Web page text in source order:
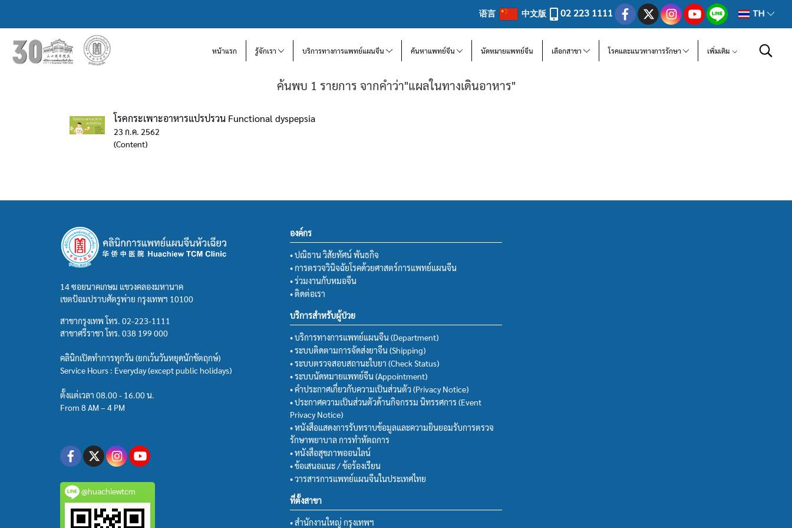
语言 中文版 02 223 1111 TH
หน้าแรก รู้จักเรา บริการทางการแพทย์แผนจีน ค้นหาแพทย์จีน นัดหมายแพทย์จีน เลือกสาขา โรคและแนวทางการรักษา เพิ่มเติม
ค้นพบ 1 รายการ จากคำว่า"แผลในทางเดินอาหาร"
โรคกระเพาะอาหารแปรปรวน Functional dyspepsia
23 ก.ค. 2562
(Content)
14 ซอยนาคเกษม แขวงคลองมหานาค
เขตป้อมปราบศัตรูพ่าย กรุงเทพฯ 10100
สาขากรุงเทพ โทร. 02-223-1111
สาขาศรีราชา โทร. 038 199 000
คลินิกเปิดทำการทุกวัน (ยกเว้นวันหยุดนักขัตฤกษ์)
Service Hours : Everyday (except public holidays)
ตั้งแต่เวลา 08.00 - 16.00 น.
From 8 AM – 4 PM
@huachiewtcm
องค์กร
• ปณิธาน วิสัยทัศน์ พันธกิจ
• การตรวจวินิจฉัยโรคด้วยศาสตร์การแพทย์แผนจีน
• ร่วมงานกับหมอจีน
• ติดต่อเรา
บริการสำหรับผู้ป่วย
• บริการทางการแพทย์แผนจีน (Department)
• ระบบติดตามการจัดส่งยาจีน (Shipping)
• ระบบตรวจสอบสถานะใบยา (Check Status)
• ระบบนัดหมายแพทย์จีน (Appointment)
• คำประกาศเกี่ยวกับความเป็นส่วนตัว (Privacy Notice)
• ประกาศความเป็นส่วนตัวด้านกิจกรรม นิทรรศการ (Event
Privacy Notice)
• หนังสือแสดงการรับทราบข้อมูลและความยินยอมรับการตรวจ
รักษาพยาบาล การทำหัตถการ
• หนังสือสุขภาพออนไลน์
• ข้อเสนอแนะ / ข้อร้องเรียน
• วารสารการแพทย์แผนจีนในประเทศไทย
ที่ตั้งสาขา
• สำนักงานใหญ่ กรุงเทพฯ